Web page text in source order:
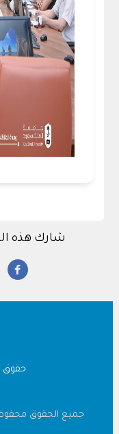
شارك هذه
حقوق
جميع الحقوق محفوظة © 1960-2025 جامعة